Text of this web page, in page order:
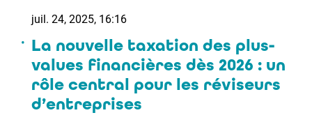
juil. 24, 2025, 16:16
La nouvelle taxation des plus-
values financières dès 2026 : un
rôle central pour les réviseurs
d’entreprises